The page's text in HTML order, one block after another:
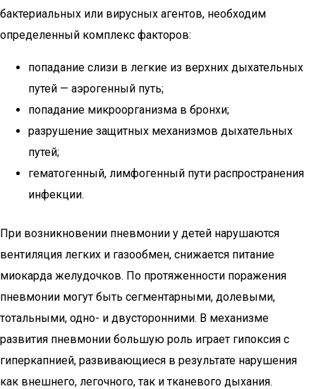
бактериальных или вирусных агентов, необходим
определенный комплекс факторов:
попадание слизи в легкие из верхних дыхательных
путей — аэрогенный путь;
попадание микроорганизма в бронхи;
разрушение защитных механизмов дыхательных
путей;
гематогенный, лимфогенный пути распространения
инфекции.
При возникновении пневмонии у детей нарушаются
вентиляция легких и газообмен, снижается питание
миокарда желудочков. По протяженности поражения
пневмонии могут быть сегментарными, долевыми,
тотальными, одно- и двусторонними. В механизме
развития пневмонии большую роль играет гипоксия с
гиперкапнией, развивающиеся в результате нарушения
как внешнего, легочного, так и тканевого дыхания.